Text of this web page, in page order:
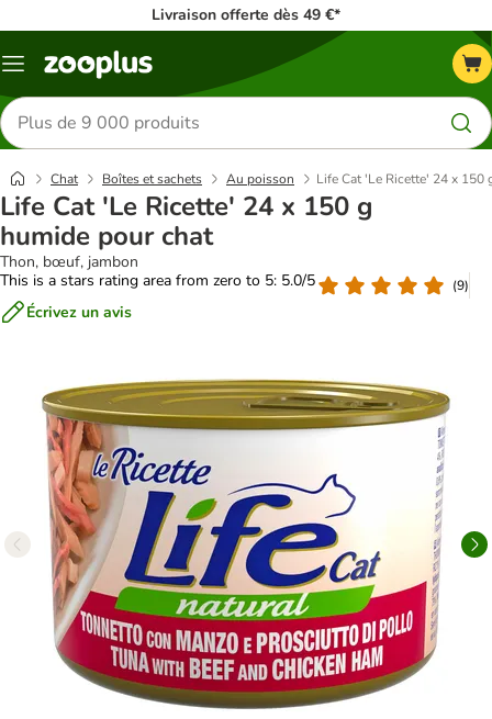
Livraison offerte dès 49 €*
Menu
Rechercher
des
produits
Chat Boîtes et sachets Au poisson Life Cat 'Le Ricette' 24 x 150
Life Cat 'Le Ricette' 24 x 150 g
humide pour chat
Thon, bœuf, jambon
This is a stars rating area from zero to 5: 5.0/5
(9)
Écrivez un avis